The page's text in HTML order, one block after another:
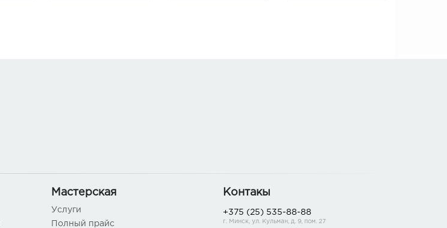
Мастерская
Услуги
Полный прайс
Контакы
+375 (25) 535-88-88
г. Минск, ул. Кульман, д. 9, пом. 27